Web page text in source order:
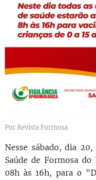
Por Revista Formosa
Nesse sábado, dia
Saúde de Formosa
08h às 16h, para o